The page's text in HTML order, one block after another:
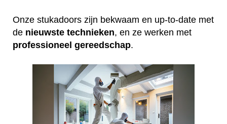
Onze stukadoors zijn bekwaam en up-to-date met
de nieuwste technieken, en ze werken met
professioneel gereedschap.